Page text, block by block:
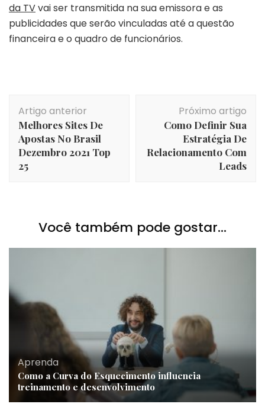
da TVvai ser transmitida na sua emissora e as
publicidades que serão vinculadas até a questão
financeira e o quadro de funcionários.
de
post
Artigo anterior
Melhores Sites De
Apostas No Brasil
Dezembro 2021 Top
25
Próximo artigo
Como Definir Sua
Estratégia De
Relacionamento Com
Leads
Você também pode gostar...
Aprenda
Como a Curva do Esquecimento influencia
treinamento e desenvolvimento